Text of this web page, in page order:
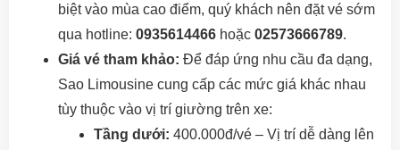
biệt vào mùa cao điểm, quý khách nên đặt vé sớm
qua hotline: 0935614466 hoặc 02573666789.
Giá vé tham khảo: Để đáp ứng nhu cầu đa dạng,
Sao Limousine cung cấp các mức giá khác nhau
tùy thuộc vào vị trí giường trên xe:
Tầng dưới: 400.000đ/vé – Vị trí dễ dàng lên